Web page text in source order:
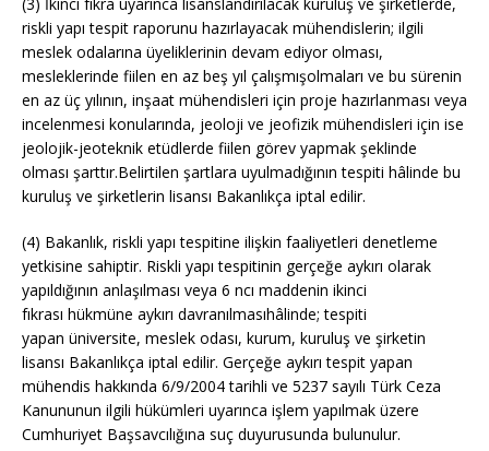
riskli yapı tespit raporunu hazırlayacak mühendislerin; ilgili
meslek odalarına üyeliklerinin devam ediyor olması,
mesleklerinde fiilen en az beş yıl çalışmışolmaları ve bu sürenin
en az üç yılının, inşaat mühendisleri için proje hazırlanması veya
incelenmesi konularında, jeoloji ve jeofizik mühendisleri için ise
jeolojik-jeoteknik etüdlerde fiilen görev yapmak şeklinde
olması şarttır.Belirtilen şartlara uyulmadığının tespiti hâlinde bu
kuruluş ve şirketlerin lisansı Bakanlıkça iptal edilir.
(4) Bakanlık, riskli yapı tespitine ilişkin faaliyetleri denetleme
yetkisine sahiptir. Riskli yapı tespitinin gerçeğe aykırı olarak
yapıldığının anlaşılması veya 6 ncı maddenin ikinci
fıkrası hükmüne aykırı davranılmasıhâlinde; tespiti
yapan üniversite, meslek odası, kurum, kuruluş ve şirketin
lisansı Bakanlıkça iptal edilir. Gerçeğe aykırı tespit yapan
mühendis hakkında 6/9/2004 tarihli ve 5237 sayılı Türk Ceza
Kanununun ilgili hükümleri uyarınca işlem yapılmak üzere
Cumhuriyet Başsavcılığına suç duyurusunda bulunulur.